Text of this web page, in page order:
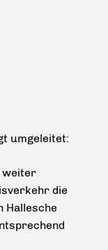
umgeleitet:
weiter
die
Hallesche